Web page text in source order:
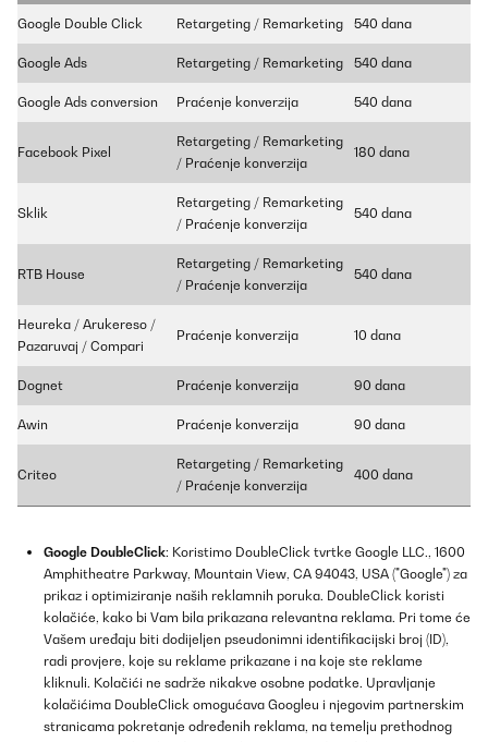
Google Double Click Retargeting / Remarketing 540 dana
Google Ads Retargeting / Remarketing 540 dana
Google Ads conversion Praćenje konverzija 540 dana
Facebook Pixel
Retargeting / Remarketing
/ Praćenje konverzija
180 dana
Sklik
Retargeting / Remarketing
/ Praćenje konverzija
540 dana
RTB House
Retargeting / Remarketing
/ Praćenje konverzija
540 dana
Heureka / Arukereso /
Pazaruvaj / Compari
Praćenje konverzija 10 dana
Dognet Praćenje konverzija 90 dana
Awin Praćenje konverzija 90 dana
Criteo
Retargeting / Remarketing
/ Praćenje konverzija
400 dana
Google DoubleClick: Koristimo DoubleClick tvrtke Google LLC., 1600
Amphitheatre Parkway, Mountain View, CA 94043, USA ("Google") za
prikaz i optimiziranje naših reklamnih poruka. DoubleClick koristi
kolačiće, kako bi Vam bila prikazana relevantna reklama. Pri tome će
Vašem uređaju biti dodijeljen pseudonimni identifikacijski broj (ID),
radi provjere, koje su reklame prikazane i na koje ste reklame
kliknuli. Kolačići ne sadrže nikakve osobne podatke. Upravljanje
kolačićima DoubleClick omogućava Googleu i njegovim partnerskim
stranicama pokretanje određenih reklama, na temelju prethodnog